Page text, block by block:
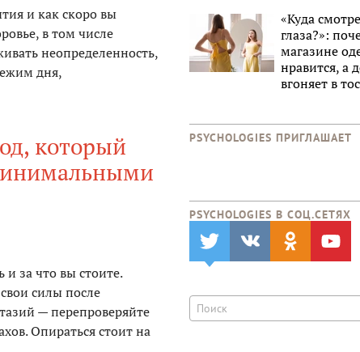
и как скоро вы
в том числе
неопределенность,
дня,
который
за что вы стоите.
силы после
— перепроверяйте
Опираться стоит на
«Куда
глаза?»:
магазине
нравится, а
вгоняет в
PSYCHOLOGIES ПРИГЛАШАЕТ
PSYCHOLOGIES В CОЦ.СЕТЯХ